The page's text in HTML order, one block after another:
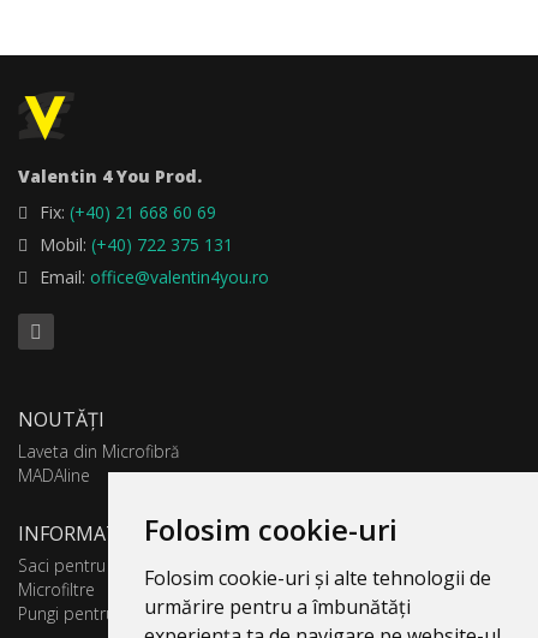
Folosim cookie-uri
Folosim cookie-uri și alte tehnologii de
urmărire pentru a îmbunătăți
Valentin 4 You Prod.
Fix: (+40) 21 668 60 69
Mobil: (+40) 722 375 131
Email: office@valentin4you.ro
NOUTĂȚI
Laveta din Microfibră
MADAline
INFORMATII PRODUSE
Saci pentru aspirator
Microfiltre
Pungi pentru colectare praf